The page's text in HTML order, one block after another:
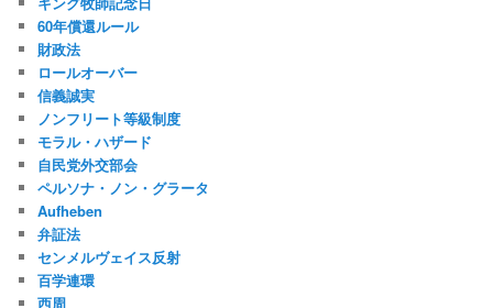
60年償還ルール
財政法
ロールオーバー
信義誠実
ノンフリート等級制度
モラル・ハザード
自民党外交部会
ペルソナ・ノン・グラータ
Aufheben
弁証法
センメルヴェイス反射
百学連環
西周